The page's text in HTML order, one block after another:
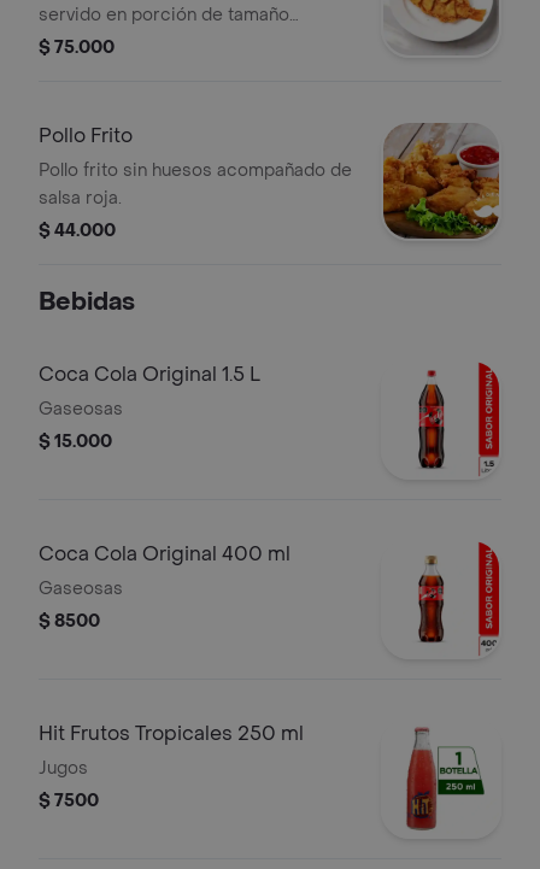
servido en porción de tamaño
completo.
$ 75.000
Pollo Frito
Pollo frito sin huesos acompañado de
salsa roja.
$ 44.000
Bebidas
Coca Cola Original 1.5 L
Gaseosas
$ 15.000
Coca Cola Original 400 ml
Gaseosas
$ 8500
Hit Frutos Tropicales 250 ml
Jugos
$ 7500